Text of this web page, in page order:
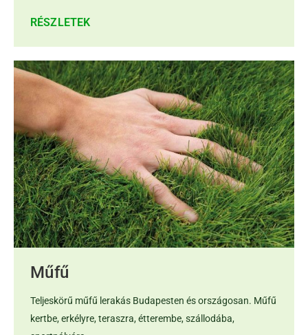
RÉSZLETEK
Műfű
Teljeskörű műfű lerakás Budapesten és országosan. Műfű
kertbe, erkélyre, teraszra, étterembe, szállodába,